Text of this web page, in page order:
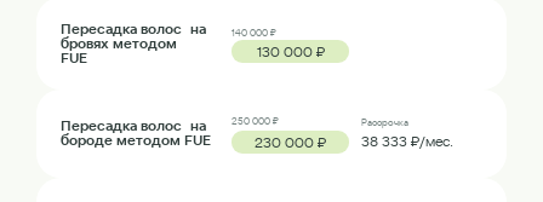
Пересадка волос на
бровях методом
FUE
140 000 ₽
130 000 ₽
Пересадка волос на
бороде методом FUE
250 000 ₽
230 000 ₽
Рассрочка
38 333 ₽/мес.